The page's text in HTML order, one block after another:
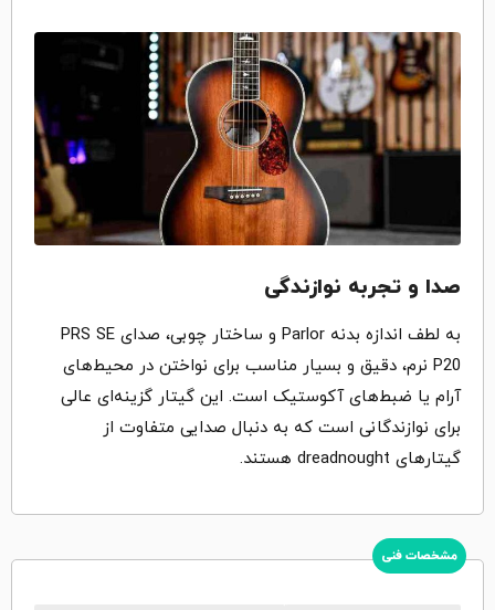
صدا و تجربه نوازندگی
به لطف اندازه‌ بدنه‌ Parlor و ساختار چوبی، صدای PRS SE
P20 نرم، دقیق و بسیار مناسب برای نواختن در محیط‌های
آرام یا ضبط‌های آکوستیک است. این گیتار گزینه‌ای عالی
برای نوازندگانی است که به دنبال صدایی متفاوت از
گیتارهای dreadnought هستند.
مشخصات فنی